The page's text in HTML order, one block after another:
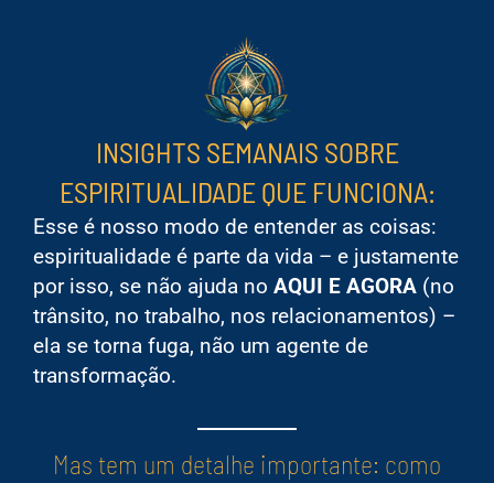
INSIGHTS SEMANAIS SOBRE
ESPIRITUALIDADE QUE FUNCIONA:
Esse é nosso modo de entender as coisas:
espiritualidade é parte da vida – e justamente
por isso, se não ajuda no AQUI E AGORA (no
trânsito, no trabalho, nos relacionamentos) –
ela se torna fuga, não um agente de
transformação.
Mas tem um detalhe importante: como